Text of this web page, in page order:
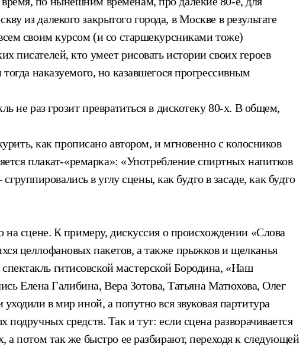
из далекого закрытого города, в Москве в результате
своим курсом (и со старшекурсниками тоже)
писателей, кто умеет рисовать истории своих героев
наказуемого, но казавшегося прогрессивным
не раз грозит превратиться в дискотеку 80-х. В общем,
как прописано автором, и мгновенно с колосников
плакат-«ремарка»: «Употребление спиртных напитков
в углу сцены, как будто в засаде, как будто
на сцене. К примеру, дискуссия о происхождении «Слова
целлофановых пакетов, а также прыжков и щелканья
гитисовской мастерской Бородина, «Наш
Елена Галибина, Вера Зотова, Татьяна Матюхова, Олег
в мир иной, а попутно вся звуковая партитура
средств. Так и тут: если сцена разворачивается
потом так же быстро ее разбирают, переходя к следующей